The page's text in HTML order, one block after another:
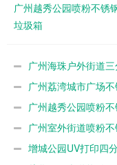
广州越秀公园喷粉不锈
垃圾箱
广州海珠户外街道
广州荔湾城市广场
广州越秀公园喷粉
广州室外街道喷粉
增城公园UV打印四